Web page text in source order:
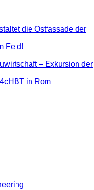
die Ostfassade der
Feld!
– Exkursion der
in Rom